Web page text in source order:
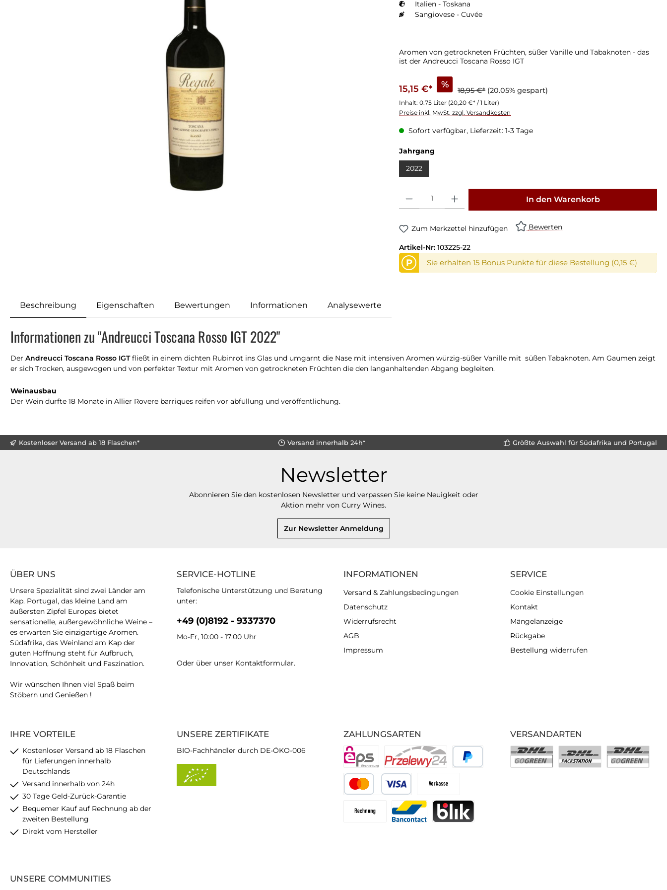
Italien - Toskana
Sangiovese - Cuvée
Aromen von getrockneten Früchten, süßer Vanille und Tabaknoten - das
ist der Andreucci Toscana Rosso IGT
15,15 €* %
18,95 €* (20.05% gespart)
Inhalt: 0.75 Liter (20,20 €* / 1 Liter)
Preise inkl. MwSt. zzgl. Versandkosten
Sofort verfügbar, Lieferzeit: 1-3 Tage
Jahrgang
2022
In den Warenkorb
Zum Merkzettel hinzufügen Bewerten
Artikel-Nr: 103225-22
P Sie erhalten 15 Bonus Punkte für diese Bestellung (0,15 €)
Beschreibung Eigenschaften Bewertungen Informationen Analysewerte
Informationen zu "Andreucci Toscana Rosso IGT 2022"
Der Andreucci Toscana Rosso IGTfließt in einem dichten Rubinrot ins Glas und umgarnt die Nase mit intensiven Aromen würzig-süßer Vanille mit süßen Tabaknoten. Am Gaumen zeigt
er sich Trocken, ausgewogen und von perfekter Textur mit Aromen von getrockneten Früchten die den langanhaltenden Abgang begleiten.
Weinausbau
Der Wein durfte 18 Monate in Allier Rovere barriques reifen vor abfüllung und veröffentlichung.
Kostenloser Versand ab 18 Flaschen* Versand innerhalb 24h* Größte Auswahl für Südafrika und Portugal
Newsletter
Abonnieren Sie den kostenlosen Newsletter und verpassen Sie keine Neuigkeit oder
Aktion mehr von Curry Wines.
Zur Newsletter Anmeldung
SERVICE-HOTLINE
Telefonische Unterstützung und Beratung
unter:
+49 (0)8192 - 9337370
Mo-Fr, 10:00 - 17:00 Uhr
Oder über unser Kontaktformular.
IHRE VORTEILE
Kostenloser Versand ab 18 Flaschen
für Lieferungen innerhalb
Deutschlands
Versand innerhalb von 24h
30 Tage Geld-Zurück-Garantie
Bequemer Kauf auf Rechnung ab der
zweiten Bestellung
Direkt vom Hersteller
ZAHLUNGSARTEN
ÜBER UNS
Unsere Spezialität sind zwei Länder am
Kap. Portugal, das kleine Land am
äußersten Zipfel Europas bietet
sensationelle, außergewöhnliche Weine –
es erwarten Sie einzigartige Aromen.
Südafrika, das Weinland am Kap der
guten Hoffnung steht für Aufbruch,
Innovation, Schönheit und Faszination.
Wir wünschen Ihnen viel Spaß beim
Stöbern und Genießen !
UNSERE ZERTIFIKATE
BIO-Fachhändler durch DE-ÖKO-006
INFORMATIONEN
Versand & Zahlungsbedingungen
Datenschutz
Widerrufsrecht
AGB
Impressum
SERVICE
Cookie Einstellungen
Kontakt
Mängelanzeige
Rückgabe
Bestellung widerrufen
UNSERE COMMUNITIES
VERSANDARTEN